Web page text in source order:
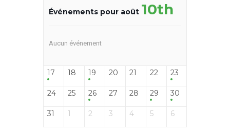
Événements pour août 10th
Aucun événement
17 18 19 20 21 22 23
24 25 26 27 28 29 30
31 1 2 3 4 5 6